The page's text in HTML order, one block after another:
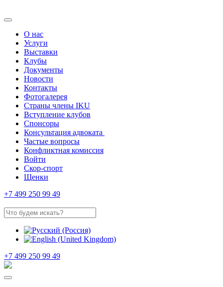
О нас
Услуги
Выставки
Клубы
Документы
Новости
Контакты
Фотогалерея
Страны члены IKU
Вступление клубов​
Спонсоры
Консультация адвоката ​
Частые вопросы
Конфликтная комиссия
Войти
Скор-спорт
Щенки
+7 499 250 99 49
+7 499 250 99 49